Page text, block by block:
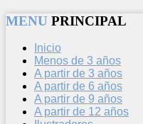
MENU PRINCIPAL
Inicio
Menos de 3 años
A partir de 3 años
A partir de 6 años
A partir de 9 años
A partir de 12 años